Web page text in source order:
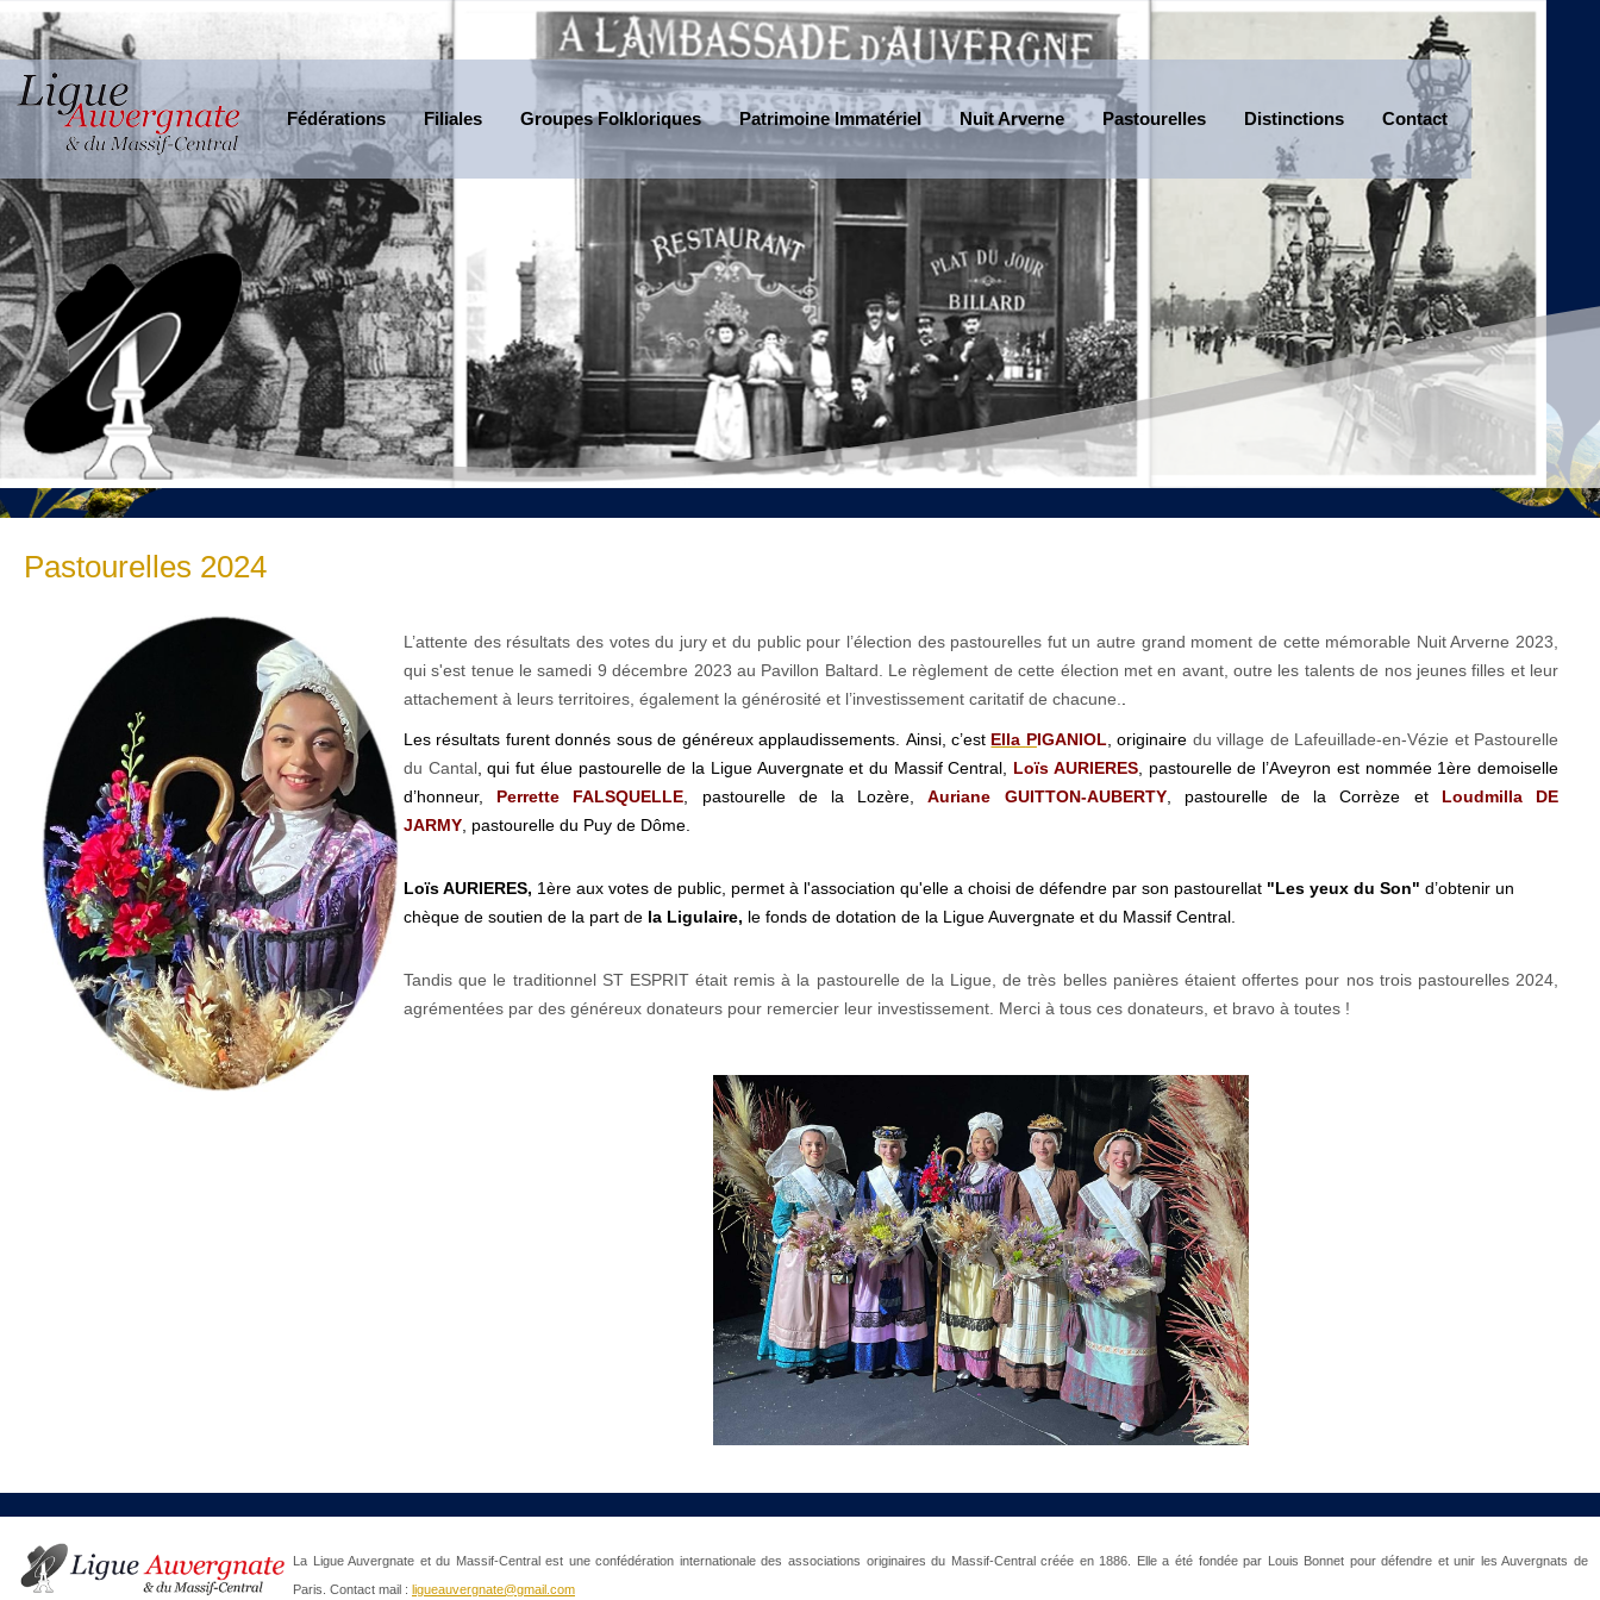
Fédérations Filiales Groupes Folkloriques Patrimoine Immatériel Nuit Arverne Pastourelles Distinctions Contact
Pastourelles 2024
L’attente des résultats des votes du jury et du public pour l’élection des pastourelles fut un autre grand moment de cette mémorable Nuit Arverne 2023,
qui s'est tenue le samedi 9 décembre 2023 au Pavillon Baltard. Le règlement de cette élection met en avant, outre les talents de nos jeunes filles et leur
attachement à leurs territoires, également la générosité et l’investissement caritatif de chacune.
Les résultats furent donnés sous de généreux applaudissements. Ainsi, c’est Ella PIGANIOL , originaire du village de Lafeuillade-en-Vézie et Pastourelle
du Cantal, qui fut élue pastourelle de la Ligue Auvergnate et du Massif Central, Loïs AURIERES, pastourelle de l’Aveyron est nommée 1ère demoiselle
d’honneur, Perrette FALSQUELLE , pastourelle de la Lozère,Auriane GUITTON-AUBERTY, pastourelle de la Corrèze et Loudmilla DE
JARMY , pastourelle du Puy de Dôme.
Loïs AURIERES, 1ère aux votes de public, permet à l'association qu'elle a choisi de défendre par son pastourellat "Les yeux du Son" d’obtenir un
chèque de soutien de la part de la Ligulaire, le fonds de dotation de la Ligue Auvergnate et du Massif Central.
Tandis que le traditionnel ST ESPRIT était remis à la pastourelle de la Ligue, de très belles panières étaient offertes pour nos trois pastourelles 2024,
agrémentées par des généreux donateurs pour remercier leur investissement. Merci à tous ces donateurs, et bravo à toutes !
La Ligue Auvergnate et du Massif-Central est une confédération internationale des associations originaires du Massif-Central créée en 1886. Elle a été fondée par Louis Bonnet pour défendre et unir les Auvergnats de
Paris. Contact mail : ligueauvergnate@gmail.com